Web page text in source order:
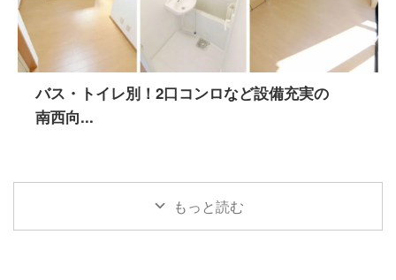
バス・トイレ別！2口コンロなど設備充実の
南西向...
もっと読む